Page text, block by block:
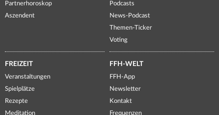
Partnerhoroskop
Aszendent
Podcasts
News-Podcast
Themen-Ticker
Voting
FREIZEIT
Veranstaltungen
Spielplätze
Rezepte
Meditation
FFH-WELT
FFH-App
Newsletter
Kontakt
Frequenzen